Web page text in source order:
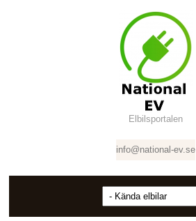
Elbilsportalen
info@national-ev.se